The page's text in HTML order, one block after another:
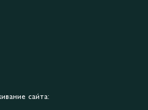
сайта: